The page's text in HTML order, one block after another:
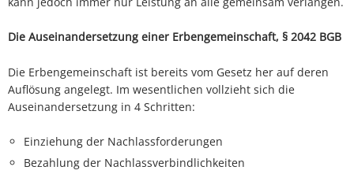
Die Auseinandersetzung einer Erbengemeinschaft, § 2042 BGB
Die Erbengemeinschaft ist bereits vom Gesetz her auf deren
Auflösung angelegt. Im wesentlichen vollzieht sich die
Auseinandersetzung in 4 Schritten:
Einziehung der Nachlassforderungen
Bezahlung der Nachlassverbindlichkeiten